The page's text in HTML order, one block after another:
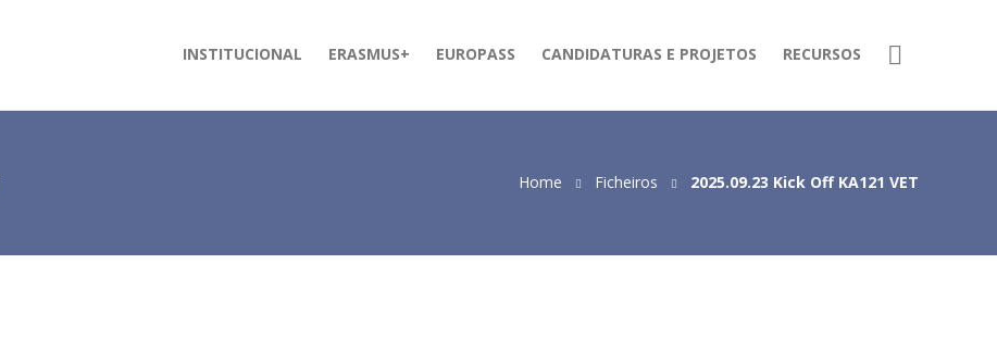
INSTITUCIONAL ERASMUS+ EUROPASS CANDIDATURAS E PROJETOS RECURSOS
Home Ficheiros 2025.09.23 Kick Off KA121 VET